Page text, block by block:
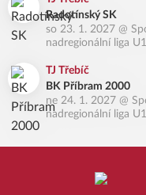
Radotínský SK
so 23. 1. 2027 @
nadregionální liga
TJ Třebíč
BK Příbram 2000
ne 24. 1. 2027 @
nadregionální liga